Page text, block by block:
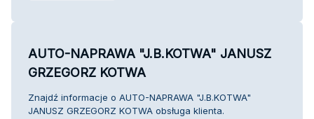
AUTO-NAPRAWA "J.B.KOTWA" JANUSZ
GRZEGORZ KOTWA
Znajdź informacje o AUTO-NAPRAWA "J.B.KOTWA"
JANUSZ GRZEGORZ KOTWA obsługa klienta.